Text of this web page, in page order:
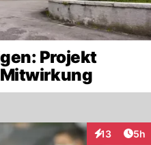
Projekt
13
Interaktionen
5h